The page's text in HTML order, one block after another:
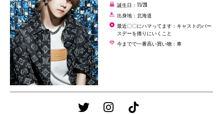
誕生日：11/20
出身地：北海道
最近〇〇にハマってます：キャストのバー
スデーを捲りにいくこと
今までで一番高い買い物：車